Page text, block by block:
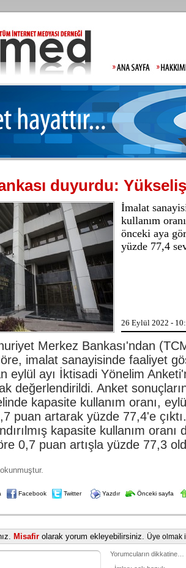
duyurdu:
İmalat
kullanım
önceki aya
yüzde 77,4
26 Eylül 2022 -
Merkez Bankası'ndan
imalat sanayisinde faaliyet
eylül ayı İktisadi Yönelim
değerlendirildi. Anket
kapasite kullanım oranı,
puan artarak yüzde 77,4'e
kapasite kullanım
0,7 puan artışla yüzde 77,3
Facebook Twitter Yazdır Önceki sayfa
Misafir olarak yorum ekleyebilirsiniz. Üye olmak
Yorumcuların dikkatine…
Uluslararası
kuruluşu
periyodik
Gülistan Doku'nun
Allah'tan korkmadınız!
Lahmacun ve kebapta hile!
Tarım ve
ürünlerinde
markaları
...
Beşiktaş'ta şok sakatlık
Beşiktaş
Wilfred
ligaman
duyurdu.